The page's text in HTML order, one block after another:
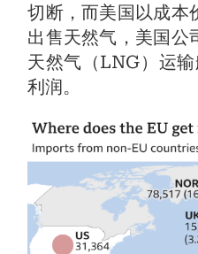
切断，而美国以成本
出售天然气，美国公
天然气（LNG）运
利润。